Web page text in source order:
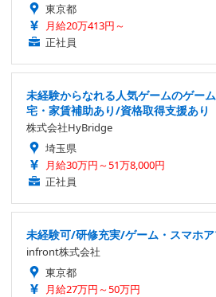
東京都
月給20万413円～
正社員
未経験からなれる人気ゲームのゲー
宅・家賃補助あり/資格取得支援あり
株式会社HyBridge
埼玉県
月給30万円～51万8,000円
正社員
未経験可/研修充実/ゲーム・スマホ
infront株式会社
東京都
月給27万円～50万円